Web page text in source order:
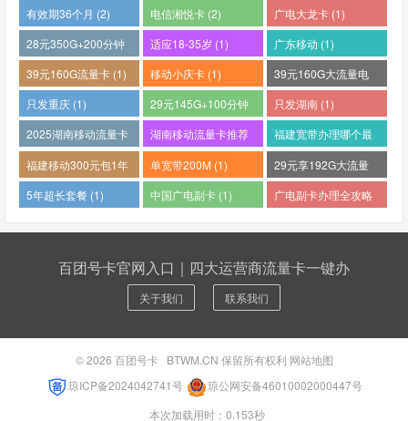
(2)
有效期36个月 (2)
电信湘悦卡 (2)
广电大龙卡 (1)
28元350G+200分钟
(1)
适应18-35岁 (1)
广东移动 (1)
39元160G流量卡 (1)
移动小庆卡 (1)
39元160G大流量电
话卡 (1)
只发重庆 (1)
29元145G+100分钟
(1)
只发湖南 (1)
2025湖南移动流量卡
哪个好 (1)
湖南移动流量卡推荐
(1)
福建宽带办理哪个最
便宜 (1)
福建移动300元包1年
(1)
单宽带200M (1)
29元享192G大流量
(1)
5年超长套餐 (1) 中国广电副卡 (1)
广电副卡办理全攻略
百团号卡官网入口｜四大运营商流量卡一键办
关于我们 联系我们
© 2026 百团号卡BTWM.CN 保留所有权利 网站地图
琼ICP备2024042741号
琼公网安备46010002000447号
本次加载用时：0.153秒